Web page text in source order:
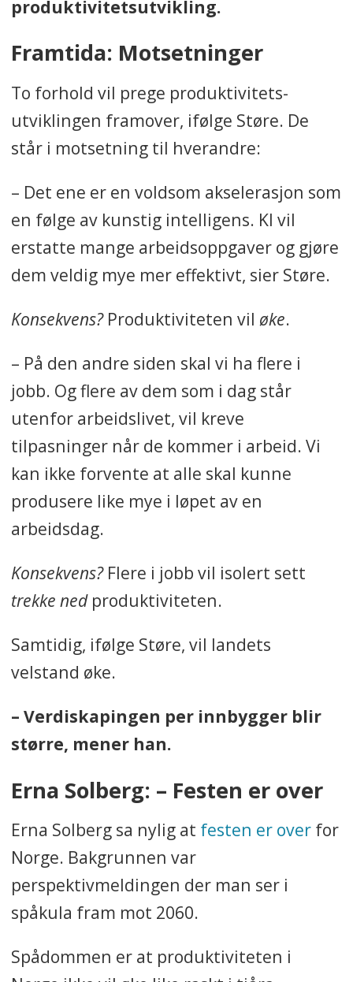
produktivitetsutvikling.
Framtida: Motsetninger
To forhold vil prege produktivitets-
utviklingen framover, ifølge Støre. De
står i motsetning til hverandre:
– Det ene er en voldsom akselerasjon som
en følge av kunstig intelligens. KI vil
erstatte mange arbeidsoppgaver og gjøre
dem veldig mye mer effektivt, sier Støre.
Konsekvens?Produktiviteten vil øke.
– På den andre siden skal vi ha flere i
jobb. Og flere av dem som i dag står
utenfor arbeidslivet, vil kreve
tilpasninger når de kommer i arbeid. Vi
kan ikke forvente at alle skal kunne
produsere like mye i løpet av en
arbeidsdag.
Konsekvens?Flere i jobb vil isolert sett
trekke nedproduktiviteten.
Samtidig, ifølge Støre, vil landets
velstand øke.
– Verdiskapingen per innbygger blir
større, mener han.
Erna Solberg: – Festen er over
Erna Solberg sa nylig at festen er overfor
Norge. Bakgrunnen var
perspektivmeldingen der man ser i
spåkula fram mot 2060.
Spådommen er at produktiviteten i